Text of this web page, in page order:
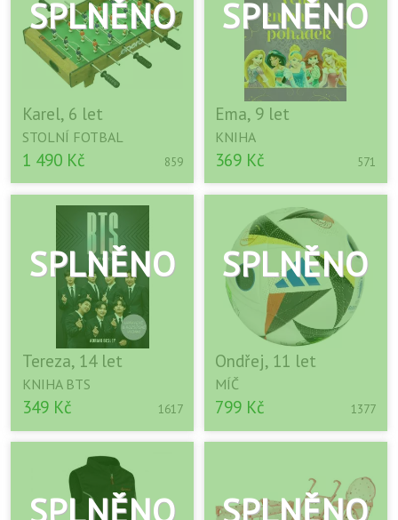
Karel, 6 let
STOLNÍ FOTBAL
1 490 Kč 859
Ema, 9 let
KNIHA
369 Kč 571
Tereza, 14 let
KNIHA BTS
349 Kč 1617
Ondřej, 11 let
MÍČ
799 Kč 1377